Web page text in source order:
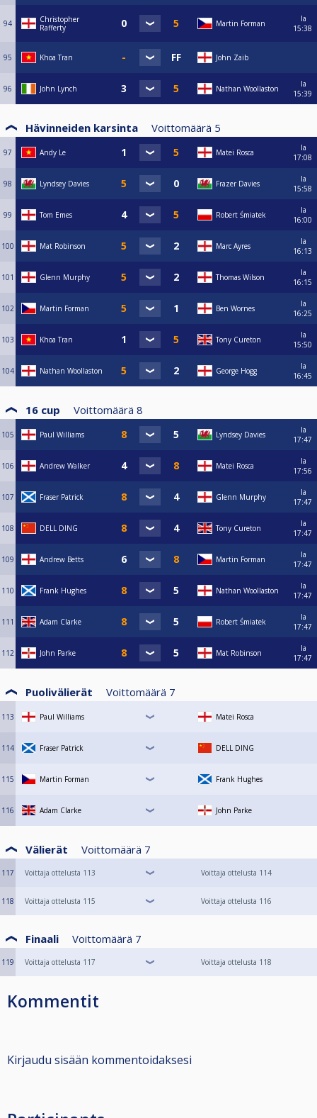
94
Christopher
Rafferty
Martin Forman
la
15:38
95 Khoa Tran John Zaib
96 John Lynch Nathan Woollaston
la
15:39
Hävinneiden karsinta Voittomäärä 5
97 Andy Le Matei Rosca
la
17:08
98 Lyndsey Davies Frazer Davies
la
15:58
99 Tom Emes Robert Śmiatek
la
16:00
100 Mat Robinson Marc Ayres
la
16:13
101 Glenn Murphy Thomas Wilson
la
16:15
102 Martin Forman Ben Wornes
la
16:25
103 Khoa Tran Tony Cureton
la
15:50
104 Nathan Woollaston George Hogg
la
16:45
16 cup Voittomäärä 8
105 Paul Williams Lyndsey Davies
la
17:47
106 Andrew Walker Matei Rosca
la
17:56
107 Fraser Patrick Glenn Murphy
la
17:47
108 DELL DING Tony Cureton
la
17:47
109 Andrew Betts Martin Forman
la
17:47
110 Frank Hughes Nathan Woollaston
la
17:47
111 Adam Clarke Robert Śmiatek
la
17:47
112 John Parke Mat Robinson
la
17:47
Puolivälierät Voittomäärä 7
113 Paul Williams Matei Rosca
114 Fraser Patrick DELL DING
115 Martin Forman Frank Hughes
116 Adam Clarke John Parke
Välierät Voittomäärä 7
117 Voittaja ottelusta 113 Voittaja ottelusta 114
118 Voittaja ottelusta 115 Voittaja ottelusta 116
Finaali Voittomäärä 7
119 Voittaja ottelusta 117 Voittaja ottelusta 118
Kommentit
Kirjaudu sisään kommentoidaksesi